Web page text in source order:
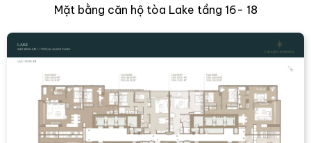
Mặt bằng căn hộ tòa Lake tầng 16- 18